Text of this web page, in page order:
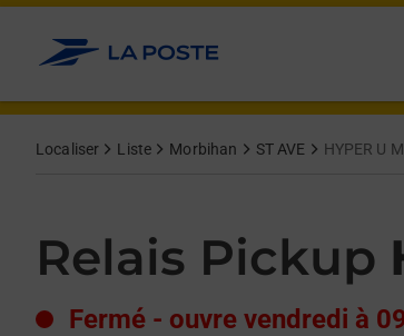
Allez au contenu
Localiser Liste Morbihan ST AVE HYPER U
Relais Pickup
Fermé - ouvre vendredi à
Day of the WeekHours
Get directions to Relais Pickup at RUE DE PONTIVY
lien s'ouvre dans un nouvel onglet